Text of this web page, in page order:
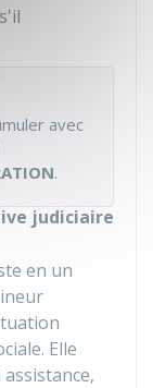
avec
.
judiciaire
en un
Elle